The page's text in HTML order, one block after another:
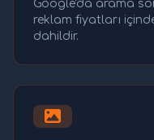
Google'da arama
reklam fiyatları
dahildir.